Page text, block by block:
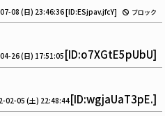
08 (日) 23:46:36[ID:ESjpav.jfcY] ブロック
26 (日) 17:51:05 [ID:o7XGtE5pUbU]
02-05 (土) 22:48:44[ID:wgjaUaT3pE.]